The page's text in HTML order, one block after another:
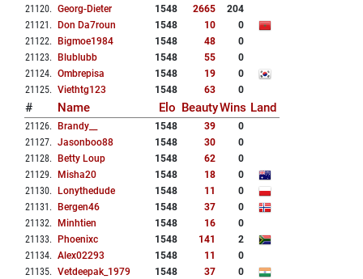
21120. Georg-Dieter 1548 2665
204
21121 . Don Da7roun 1548 10
0
21122. Bigmoe1984 1548 48
0
21123. Blublubb 1548 55
0
21124. Ombrepisa 1548 19
0
21125. Viethtg123 1548 63 0
# Name Elo BeautyWins Land
21126. Brandy__ 1548 39
0
21127. Jasonboo88 1548 30
0
21128. Betty Loup 1548 62
0
21129. Misha20 1548 18
0
21130. Lonythedude 1548 11
0
21131 . Bergen46 1548 37
0
21132. Minhtien 1548 16
0
21133. Phoenixc 1548 141
2
21134. Alex02293 1548 11
0
21135. Vetdeepak_1979 1548 37
0